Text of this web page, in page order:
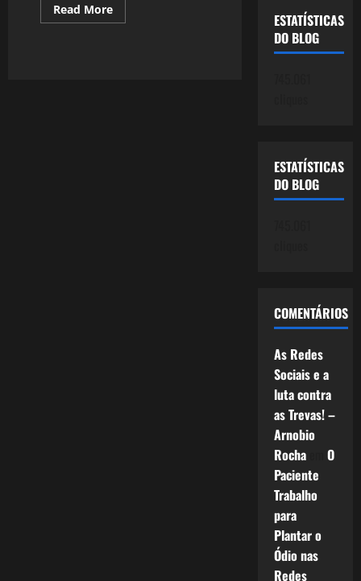
Read MoreRead
more
ESTATÍSTICAS
DO BLOG
ESTATÍSTICAS
DO BLOG
COMENTÁRIOS
As Redes
Sociais e a
luta contra
as Trevas! –
Arnobio
Rochaem O
Paciente
Trabalho
para
Plantar o
Ódio nas
Redes